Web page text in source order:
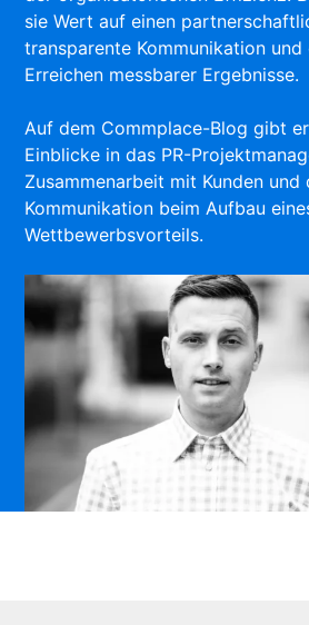
sie Wert auf einen
transparente Kommunikation und
Erreichen messbarer Ergebnisse.
Auf dem Commplace-Blog gibt
Einblicke in das PR-
Zusammenarbeit mit Kunden und
Kommunikation beim Aufbau
Wettbewerbsvorteils.